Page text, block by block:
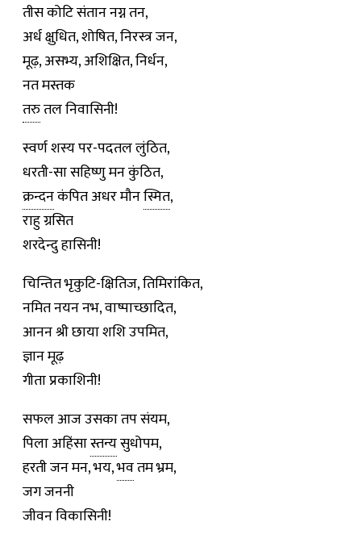
तीस कोटि संतान नग्न तन,
अर्ध क्षुधित, शोषित, निरस्त्र जन,
मूढ़, असभ्य, अशिक्षित, निर्धन,
नत मस्तक
तरुतल निवासिनी!
स्वर्ण शस्य पर-पदतल लुंठित,
धरती-सा सहिष्णु मन कुंठित,
क्रन्दनकंपित अधर मौनस्मित,
राहु ग्रसित
शरदेन्दु हासिनी!
चिन्तित भृकुटि-क्षितिज, तिमिरांकित,
नमित नयन नभ, वाष्पाच्छादित,
आनन श्री छाया शशि उपमित,
ज्ञान मूढ़
गीता प्रकाशिनी!
सफल आज उसका तप संयम,
पिला अहिंसास्तन्यसुधोपम,
हरती जन मन, भय,भवतम भ्रम,
जग जननी
जीवन विकासिनी!